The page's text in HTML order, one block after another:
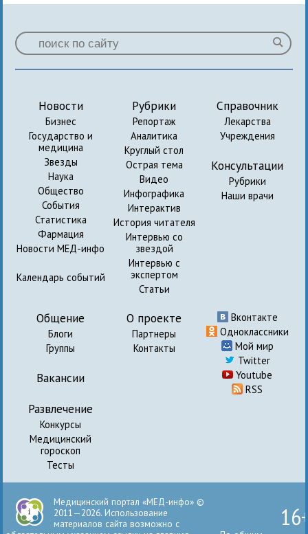
Новости
Бизнес
Государство и
медицина
Звезды
Наука
Общество
События
Статистика
Фармация
Новости МЕД-инфо
Календарь событий
Рубрики
Репортаж
Аналитика
Круглый стол
Острая тема
Видео
Инфографика
Интерактив
История читателя
Интервью со
звездой
Интервью с
экспертом
Статьи
Справочник
Лекарства
Учреждения
Консультации
Рубрики
Наши врачи
Общение
Блоги
Группы
Вакансии
Развлечение
Конкурсы
Медицинский
гороскоп
Тесты
О проекте
Партнеры
Контакты
Вконтакте
Одноклассники
Мой мир
Twitter
Youtube
RSS
Медицинский портал «МЕД-инфо» ©
2011—2026. Использование
материалов сайта возможно с